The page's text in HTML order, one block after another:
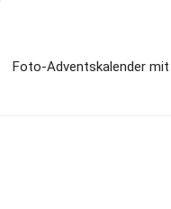
Foto-Adventskalender